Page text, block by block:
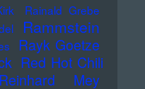
Rainald Grebe
Rammstein
Rayk Goetze
Red Hot Chili
Reinhard Mey